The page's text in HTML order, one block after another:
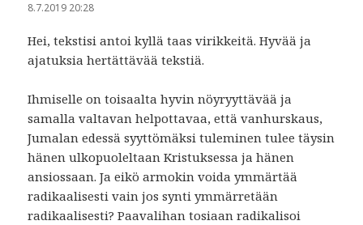
8.7.2019 20:28
Hei, tekstisi antoi kyllä taas virikkeitä. Hyvää ja
ajatuksia hertättävää tekstiä.
Ihmiselle on toisaalta hyvin nöyryyttävää ja
samalla valtavan helpottavaa, että vanhurskaus,
Jumalan edessä syyttömäksi tuleminen tulee täysin
hänen ulkopuoleltaan Kristuksessa ja hänen
ansiossaan. Ja eikö armokin voida ymmärtää
radikaalisesti vain jos synti ymmärretään
radikaalisesti? Paavalihan tosiaan radikalisoi